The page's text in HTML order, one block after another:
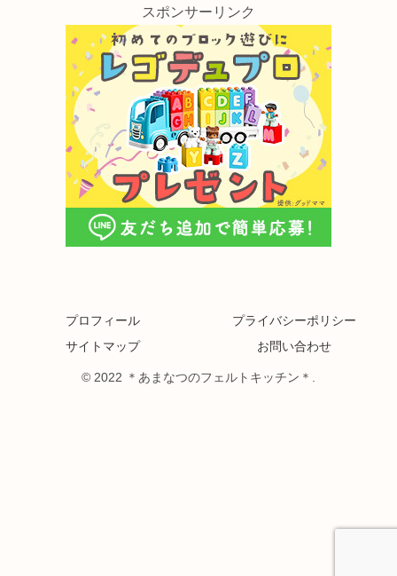
スポンサーリンク
プロフィール
プライバシーポリシー
サイトマップ
お問い合わせ
© 2022 ＊あまなつのフェルトキッチン＊.